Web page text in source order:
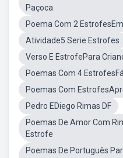
Paçoca
Poema Com 2
Atividade5 Serie Estrofes
Verso E EstrofePara
Poemas Com 4
Poemas Com
Pedro EDiego Rimas DF
Poemas De Amor Com
Estrofe
Poemas De Português